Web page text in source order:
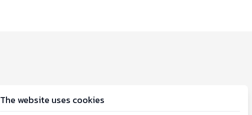
The website uses cookies